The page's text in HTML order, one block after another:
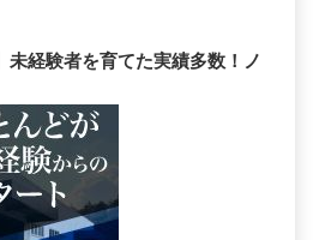
未経験者を育てた実績多数！ノ